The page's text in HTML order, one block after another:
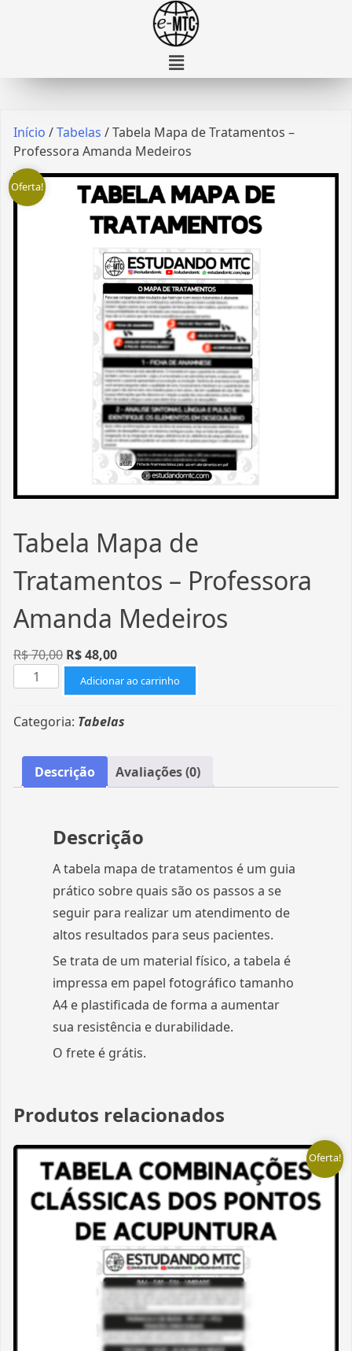
Início /Tabelas / Tabela Mapa de Tratamentos –
Professora Amanda Medeiros
Oferta!
Tabela Mapa de
Tratamentos – Professora
Amanda Medeiros
R$70,00 R$48,00
Adicionar ao carrinho
Categoria: Tabelas
Descrição Avaliações (0)
Descrição
A tabela mapa de tratamentos é um guia
prático sobre quais são os passos a se
seguir para realizar um atendimento de
altos resultados para seus pacientes.
Se trata de um material físico, a tabela é
impressa em papel fotográfico tamanho
A4 e plastificada de forma a aumentar
sua resistência e durabilidade.
O frete é grátis.
Produtos relacionados
Oferta!